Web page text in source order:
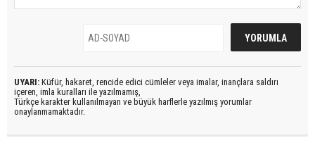
UYARI: Küfür, hakaret, rencide edici cümleler veya imalar, inançlara saldırı
içeren, imla kuralları ile yazılmamış,
Türkçe karakter kullanılmayan ve büyük harflerle yazılmış yorumlar
onaylanmamaktadır.